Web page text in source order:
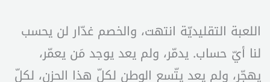
اللعبة التقليديّة انتهت، والخصم غدّار لن يحسب
لنا أيّ حساب. يدمّر، ولم يعد يوجد مَن يعمّر،
يهجّر، ولم يعد يتّسع الوطن لكلّ هذا الحزن، لكلّ